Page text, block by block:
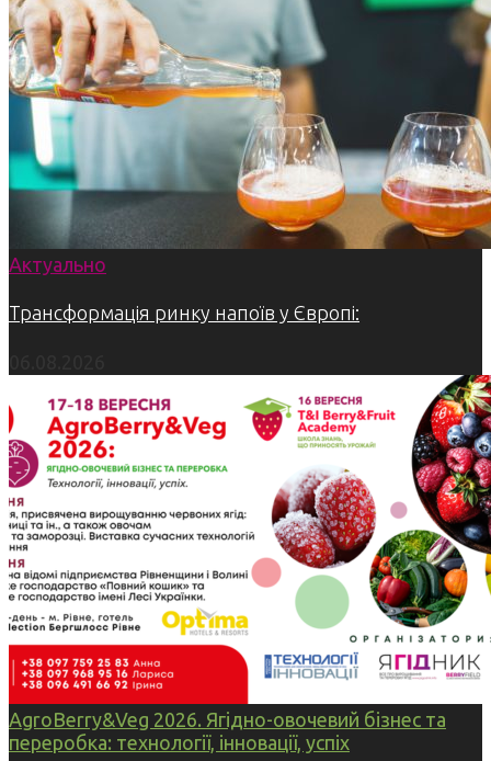
Актуально
Трансформація ринку напоїв у Європі:
AgroBerry&Veg 2026. Ягідно-овочевий бізнес та
переробка: технології, інновації, успіх